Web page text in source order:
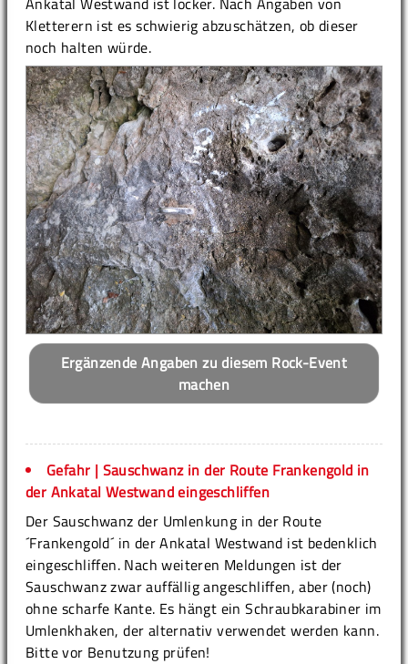
Kletterern ist es schwierig abzuschätzen, ob dieser
noch halten würde.
Ergänzende Angaben zu diesem Rock-Event
machen
Gefahr | Sauschwanz in der Route Frankengold in
der Ankatal Westwand eingeschliffen
Der Sauschwanz der Umlenkung in der Route
´Frankengold´ in der Ankatal Westwand ist bedenklich
eingeschliffen. Nach weiteren Meldungen ist der
Sauschwanz zwar auffällig angeschliffen, aber (noch)
ohne scharfe Kante. Es hängt ein Schraubkarabiner im
Umlenkhaken, der alternativ verwendet werden kann.
Bitte vor Benutzung prüfen!